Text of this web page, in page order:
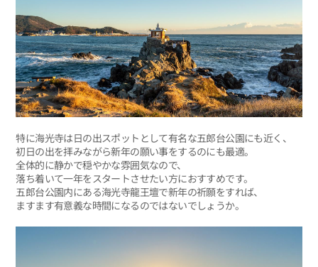
特に海光寺は日の出スポットとして有名な五郎台公園にも近く、
初日の出を拝みながら新年の願い事をするのにも最適。
全体的に静かで穏やかな雰囲気なので、
落ち着いて一年をスタートさせたい方におすすめです。
五郎台公園内にある海光寺龍王壇で新年の祈願をすれば、
ますます有意義な時間になるのではないでしょうか。